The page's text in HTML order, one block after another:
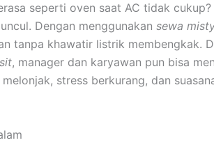
seperti oven saat AC tidak
Dengan menggunakan sewa
tanpa khawatir listrik membengkak.
, manager dan karyawan pun bisa
stress berkurang, dan